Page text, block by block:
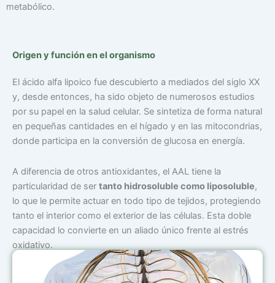
metabólico.
Origen y función en el organismo
El ácido alfa lipoico fue descubierto a mediados del siglo XX
y, desde entonces, ha sido objeto de numerosos estudios
por su papel en la salud celular. Se sintetiza de forma natural
en pequeñas cantidades en el hígado y en las mitocondrias,
donde participa en la conversión de glucosa en energía.
A diferencia de otros antioxidantes, el AAL tiene la
particularidad de ser tanto hidrosoluble como liposoluble,
lo que le permite actuar en todo tipo de tejidos, protegiendo
tanto el interior como el exterior de las células. Esta doble
capacidad lo convierte en un aliado único frente al estrés
oxidativo.